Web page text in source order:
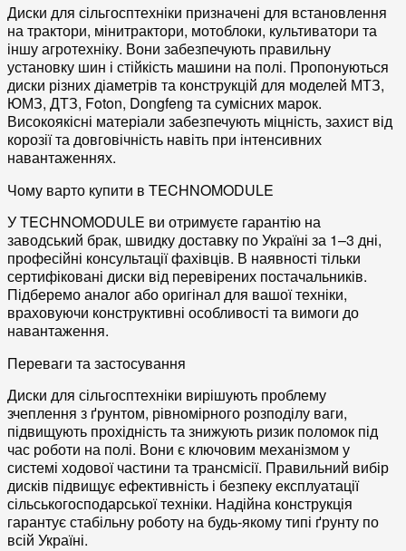
Диски для сільгосптехніки призначені для встановлення
натрактори, мінитрактори, мотоблоки, культиватори та
іншу агротехніку. Вони забезпечують правильну
установку шин і стійкість машини на полі. Пропонуються
диски різних діаметрів та конструкцій для моделей МТЗ,
ЮМЗ, ДТЗ, Foton, Dongfeng та сумісних марок.
Високоякісні матеріали забезпечують міцність, захист від
корозії та довговічність навіть при інтенсивних
навантаженнях.
Чому варто купити в TECHNOMODULE
У TECHNOMODULE ви отримуєте гарантію на
заводський брак, швидку доставку по Україні за 1–3 дні,
професійні консультації фахівців. В наявності тільки
сертифіковані диски від перевірених постачальників.
Підберемоаналогабооригіналдля вашої техніки,
враховуючи конструктивні особливості та вимоги до
навантаження.
Переваги та застосування
Диски для сільгосптехніки вирішують проблему
зчеплення з ґрунтом, рівномірного розподілу ваги,
підвищують прохідність та знижують ризик поломок під
час роботи на полі. Вони є ключовим механізмом у
системі ходової частини татрансмісії. Правильний вибір
дисків підвищуєефективність і безпеку експлуатації
сільськогосподарської техніки. Надійна конструкція
гарантує стабільну роботу на будь-якому типі ґрунту по
всій Україні.